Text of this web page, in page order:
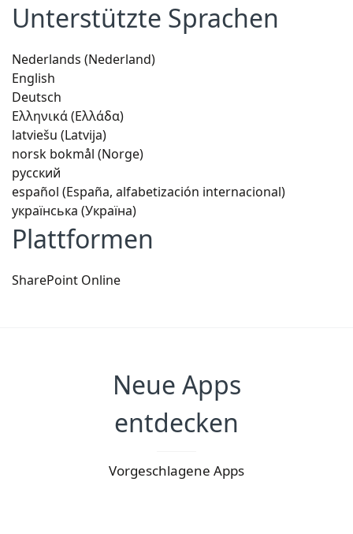
Unterstützte Sprachen
Nederlands (Nederland)
English
Deutsch
Ελληνικά (Ελλάδα)
latviešu (Latvija)
norsk bokmål (Norge)
русский
español (España, alfabetización internacional)
українська (Україна)
Plattformen
SharePoint Online
Neue Apps
entdecken
Vorgeschlagene Apps